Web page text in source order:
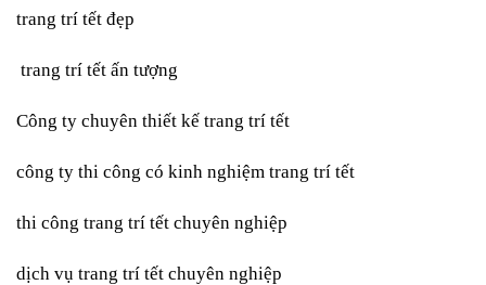
trang trí tết đẹp
trang trí tết ấn tượng
Công ty chuyên thiết kế trang trí tết
công ty thi công có kinh nghiệm trang trí tết
thi công trang trí tết chuyên nghiệp
dịch vụ trang trí tết chuyên nghiệp